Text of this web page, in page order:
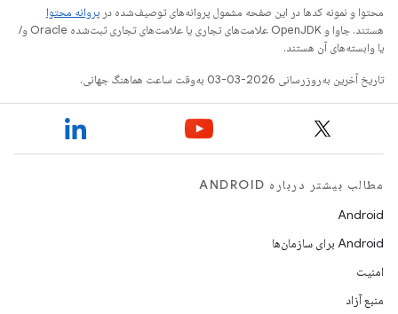
محتوا و نمونه کدها در این صفحه مشمول پروانه‌های توصیف‌شده در پروانه محتوا
هستند. جاوا و OpenJDK علامت‌های تجاری یا علامت‌های تجاری ثبت‌شده Oracle و/
یا وابسته‌های آن هستند.
تاریخ آخرین به‌روزرسانی 2026-03-03 به‌وقت ساعت هماهنگ جهانی.
مطالب بیشتر درباره ANDROID
Android
Android برای سازمان‌ها
امنیت
منبع آزاد